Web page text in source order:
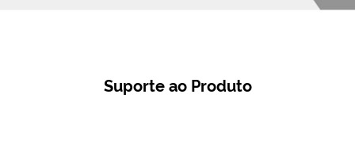
Suporte ao Produto